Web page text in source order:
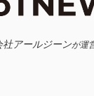
社アールジーンが運